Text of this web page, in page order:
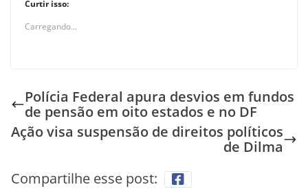
Curtir isso:
Carregando...
Polícia Federal apura desvios em fundos
de pensão em oito estados e no DF
Ação visa suspensão de direitos políticos
de Dilma
Compartilhe esse post: